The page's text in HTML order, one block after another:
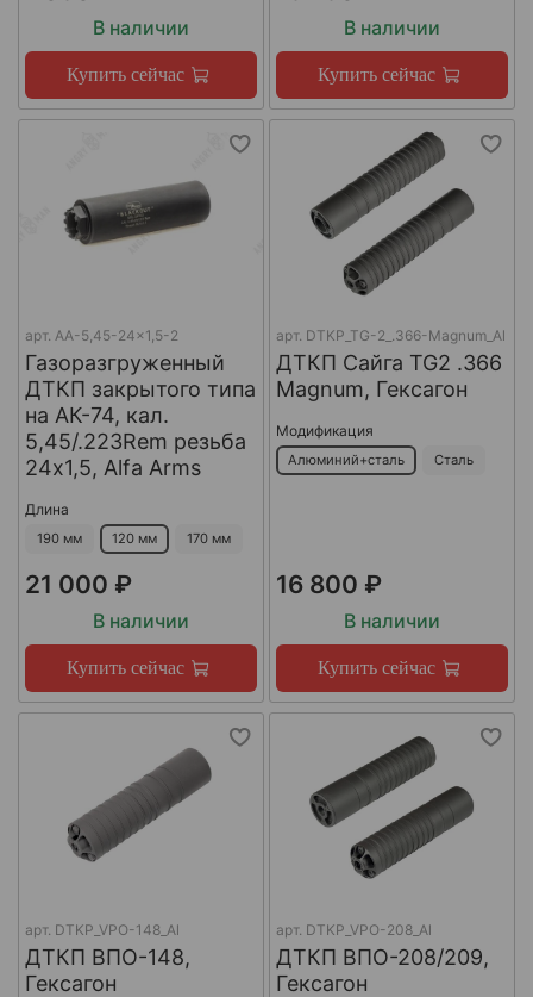
В наличии
Купить сейчас
В наличии
Купить сейчас
арт. AA-5,45-24x1,5-2
Газоразгруженный
ДТКП закрытого типа
на АК-74, кал.
5,45/.223Rem резьба
24х1,5, Alfa Arms
Длина
190 мм 120 мм 170 мм
21 000 ₽
В наличии
Купить сейчас
арт. DTKP_TG-2_.366-Magnum_Al
ДТКП Сайга TG2 .366
Magnum, Гексагон
Модификация
Алюминий+сталь Сталь
16 800 ₽
В наличии
Купить сейчас
арт. DTKP_VPO-148_Al
ДТКП ВПО-148,
Гексагон
арт. DTKP_VPO-208_Al
ДТКП ВПО-208/209,
Гексагон